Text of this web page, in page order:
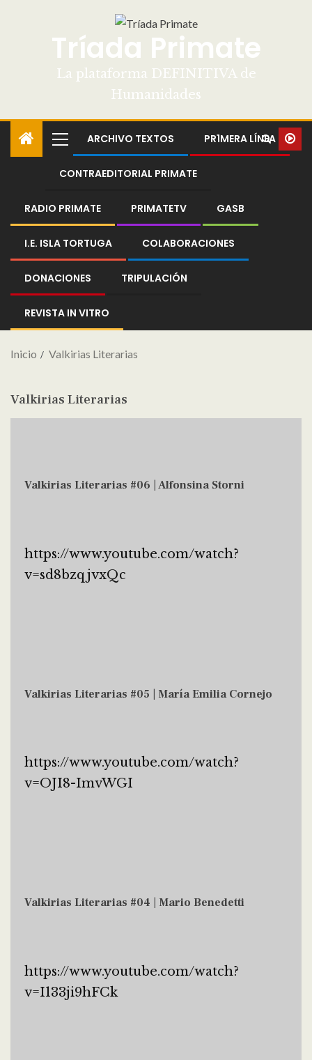
Tríada Primate
La plataforma DEFINITIVA de
Humanidades
ARCHIVO TEXTOS PR1MERA LÍNEA
CONTRAEDITORIAL PRIMATE
RADIO PRIMATE PRIMATETV GASB
I.E. ISLA TORTUGA COLABORACIONES
DONACIONES TRIPULACIÓN
REVISTA IN VITRO
Inicio Valkirias Literarias
Valkirias Literarias
Valkirias Literarias #06 | Alfonsina Storni
https://www.youtube.com/watch?
v=sd8bzqjvxQc
Valkirias Literarias #05 | María Emilia Cornejo
https://www.youtube.com/watch?
v=OJI8-ImvWGI
Valkirias Literarias #04 | Mario Benedetti
https://www.youtube.com/watch?
v=I133ji9hFCk